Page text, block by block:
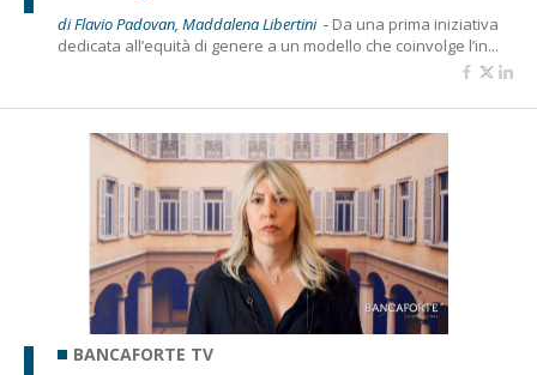
di Flavio Padovan, Maddalena Libertini - Da una prima iniziativa
dedicata all’equità di genere a un modello che coinvolge l’in...
BANCAFORTE TV